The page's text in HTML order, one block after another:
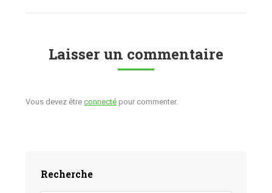
Laisser un commentaire
Vous devez êtreconnecté pour commenter.
Recherche